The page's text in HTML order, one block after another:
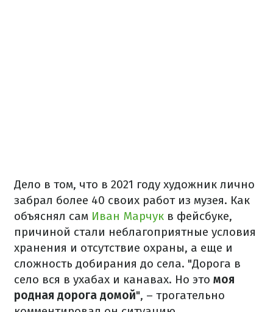
Дело в том, что в 2021 году художник лично
забрал более 40 своих работ из музея. Как
объяснял сам Иван Марчук в фейсбуке,
причиной стали неблагоприятные условия
хранения и отсутствие охраны, а еще и
сложность добирания до села. "Дорога в
село вся в ухабах и канавах. Но это моя
родная дорога домой", – трогательно